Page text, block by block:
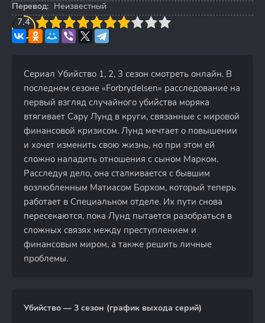
Перевод: Неизвестный
7.4
4 5 6 7 8 9 10
Сериал Убийство 1, 2, 3 сезон смотреть онлайн. В
последнем сезоне «Forbrydelsen» расследование на
первый взгляд случайного убийства моряка
втягивает Сару Лунд в круги, связанные с мировой
финансовой кризисом. Лунд мечтает о повышении
и хочет изменить свою жизнь, но при этом ей
сложно наладить отношения с сыном Марком.
Расследуя дело, она сталкивается с бывшим
возлюбленным Матиасом Борхом, который теперь
работает в Специальном отделе. Их пути снова
пересекаются, пока Лунд пытается разобраться в
сложных связях между преступлением и
финансовым миром, а также решить личные
проблемы.
Убийство — 3 сезон (график выхода серий)